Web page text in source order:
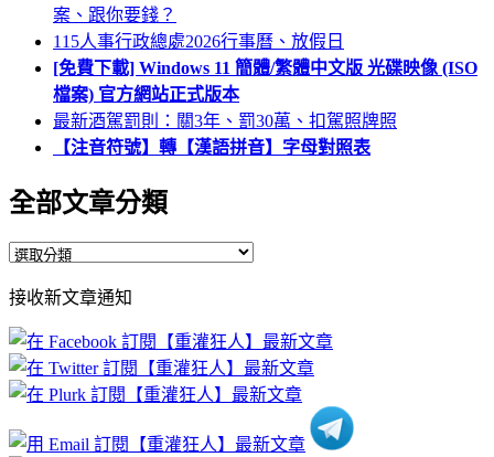
案、跟你要錢？
115人事行政總處2026行事曆、放假日
[免費下載] Windows 11 簡體/繁體中文版 光碟映像 (ISO
檔案) 官方網站正式版本
最新酒駕罰則：關3年、罰30萬、扣駕照牌照
【注音符號】轉【漢語拼音】字母對照表
全部文章分類
全
文
章
分
類
接收新文章通知